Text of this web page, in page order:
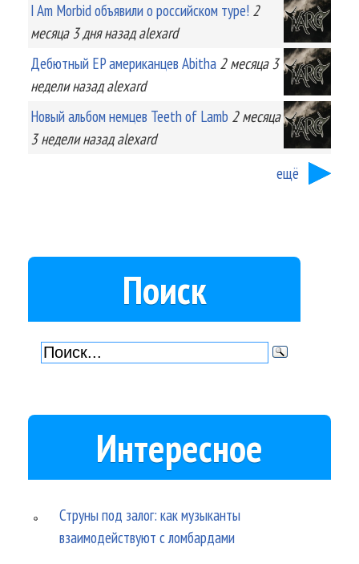
I Am Morbid объявили о российском туре! 2
месяца 3 дняназад alexard
Дебютный EP американцев Abitha 2 месяца 3
неделиназад alexard
Новый альбом немцев Teeth of Lamb 2 месяца
3 неделиназад alexard
ещё
Поиск
Интересное
Струны под залог: как музыканты
взаимодействуют с ломбардами